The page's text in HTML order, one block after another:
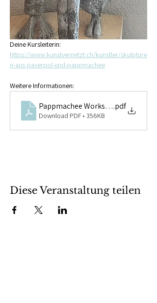
Deine Kursleiterin:
https://www.kunstvernetzt.ch/kunstler/skulpture
n-aus-paverpol-und-pappmachee
Weitere Informationen:
Pappmachee Workshop.pdf
Download PDF • 356KB
Diese Veranstaltung teilen